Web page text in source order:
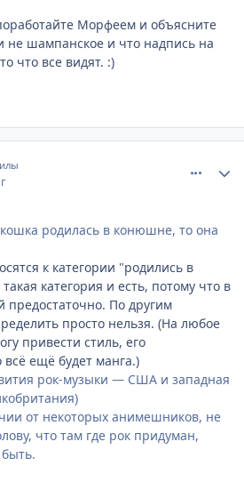
Морфеем и объясните
не шампанское и что надпись на
что все видят. :)
родилась в конюшне, то она
к категории "родились в
категория и есть, потому что в
По другим
просто нельзя. (На любое
привести стиль, его
ещё будет манга.)
рок-музыки — США и западная
от некоторых анимешников, не
что там где рок придуман,